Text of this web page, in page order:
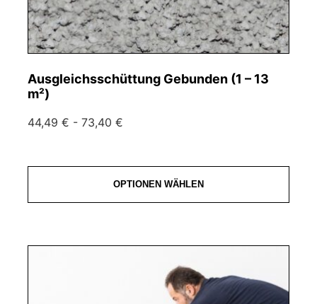
Ausgleichsschüttung Gebunden (1 – 13
m²)
44,49 € - 73,40 €
OPTIONEN WÄHLEN